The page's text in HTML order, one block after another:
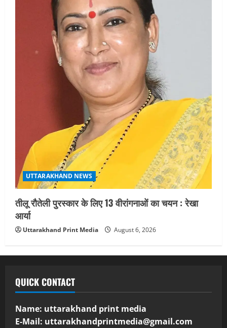
UTTARAKHAND NEWS
तीलू रौतेली पुरस्कार के लिए 13 वीरांगनाओं का चयन : रेखा
आर्या
Uttarakhand Print Media August 6, 2026
QUICK CONTACT
Name: uttarakhand print media
E-Mail: uttarakhandprintmedia@gmail.com